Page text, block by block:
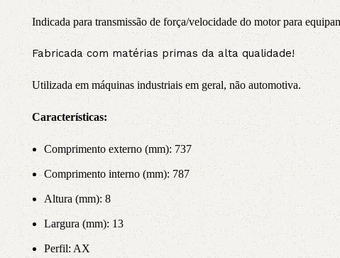
Indicada para transmissão de força/velocidade do motor para
Fabricada com matérias primas da alta qualidade!
Utilizada em máquinas industriais em geral, não automotiva.
Características:
Comprimento externo (mm): 737
Comprimento interno (mm): 787
Altura (mm): 8
Largura (mm): 13
Perfil: AX